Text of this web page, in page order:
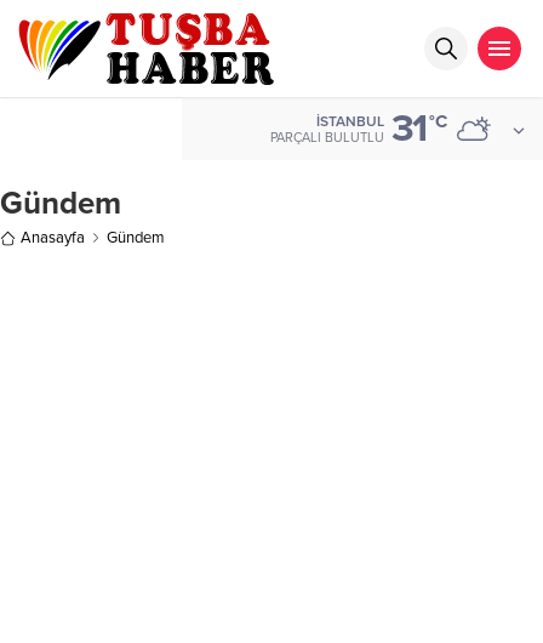
İSTANBUL
PARÇALI BULUTLU 31°C
Gündem
Anasayfa Gündem